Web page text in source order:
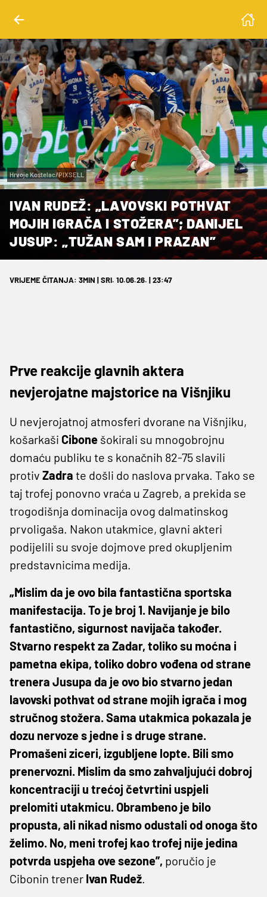
Hrvoje Kostelac/PIXSELL
IVAN RUDEŽ: „LAVOVSKI POTHVAT
MOJIH IGRAČA I STOŽERA”; DANIJEL
JUSUP: „TUŽAN SAM I PRAZAN”
VRIJEME ČITANJA: 3MIN | SRI. 10.06.26. | 23:47
Prve reakcije glavnih aktera
nevjerojatne majstorice na Višnjiku
U nevjerojatnoj atmosferi dvorane na Višnjiku,
košarkaši Cibone šokirali su mnogobrojnu
domaću publiku te s konačnih 82-75 slavili
protiv Zadra te došli do naslova prvaka. Tako se
taj trofej ponovno vraća u Zagreb, a prekida se
trogodišnja dominacija ovog dalmatinskog
prvoligaša. Nakon utakmice, glavni akteri
podijelili su svoje dojmove pred okupljenim
predstavnicima medija.
„Mislim da je ovo bila fantastična sportska
manifestacija. To je broj 1. Navijanje je bilo
fantastično, sigurnost navijača također.
Stvarno respekt za Zadar, toliko su moćna i
pametna ekipa, toliko dobro vođena od strane
trenera Jusupa da je ovo bio stvarno jedan
lavovski pothvat od strane mojih igrača i mog
stručnog stožera. Sama utakmica pokazala je
dozu nervoze s jedne i s druge strane.
Promašeni ziceri, izgubljene lopte. Bili smo
prenervozni. Mislim da smo zahvaljujući dobroj
koncentraciji u trećoj četvrtini uspjeli
prelomiti utakmicu. Obrambeno je bilo
propusta, ali nikad nismo odustali od onoga što
želimo. No, meni trofej kao trofej nije jedina
potvrda uspjeha ove sezone”, poručio je
Cibonin trener Ivan Rudež.